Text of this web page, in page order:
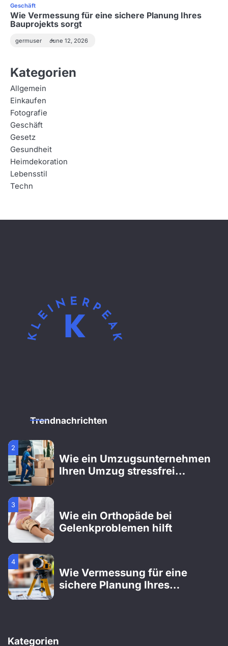
Geschäft
Wie Vermessung für eine sichere Planung Ihres
Bauprojekts sorgt
germuser June 12, 2026
Kategorien
Allgemein
Einkaufen
Fotografie
Geschäft
Gesetz
Gesundheit
Heimdekoration
Lebensstil
Techn
Trendnachrichten
2
Gelenkproblemen hilft
Wie Vermessung für eine
Traumgarten professionell
verwirklicht
2
Wie ein Umzugsunternehmen
Ihren Umzug stressfrei
3
Wie ein Orthopäde bei
Gelenkproblemen hilft
4
Wie Vermessung für eine
sichere Planung Ihres
Kategorien